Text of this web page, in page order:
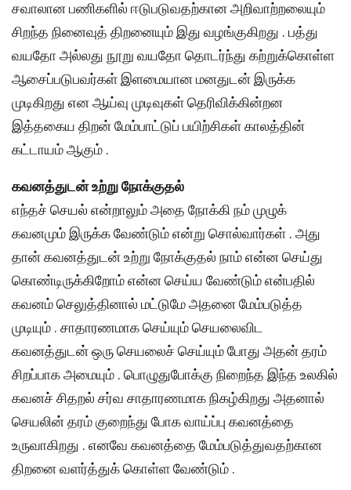
சவாலான பணிகளில் ஈடுபடுவதற்கான அறிவாற்றலையும்
சிறந்த நினைவுத் திறனையும் இது வழங்குகிறது . பத்து
வயதோ அல்லது நூறு வயதோ தொடர்ந்து கற்றுக்கொள்ள
ஆசைப்படுபவர்கள் இளமையான மனதுடன் இருக்க
முடிகிறது என ஆய்வு முடிவுகள் தெரிவிக்கின்றன
இத்தகைய திறன் மேம்பாட்டுப் பயிற்சிகள் காலத்தின்
கட்டாயம் ஆகும் .
கவனத்துடன் உற்று நோக்குதல்
எந்தச் செயல் என்றாலும் அதை நோக்கி நம் முழுக்
கவனமும் இருக்க வேண்டும் என்று சொல்வார்கள் . அது
தான் கவனத்துடன் உற்று நோக்குதல் நாம் என்ன செய்து
கொண்டிருக்கிறோம் என்ன செய்ய வேண்டும் என்பதில்
கவனம் செலுத்தினால் மட்டுமே அதனை மேம்படுத்த
முடியும் . சாதாரணமாக செய்யும் செயலைவிட
கவனத்துடன் ஒரு செயலைச் செய்யும் போது அதன் தரம்
சிறப்பாக அமையும் . பொழுதுபோக்கு நிறைந்த இந்த உலகில்
கவனச் சிதறல் சர்வ சாதாரணமாக நிகழ்கிறது அதனால்
செயலின் தரம் குறைந்து போக வாய்ப்பு கவனத்தை
உருவாகிறது . எனவே கவனத்தை மேம்படுத்துவதற்கான
திறனை வளர்த்துக் கொள்ள வேண்டும் .